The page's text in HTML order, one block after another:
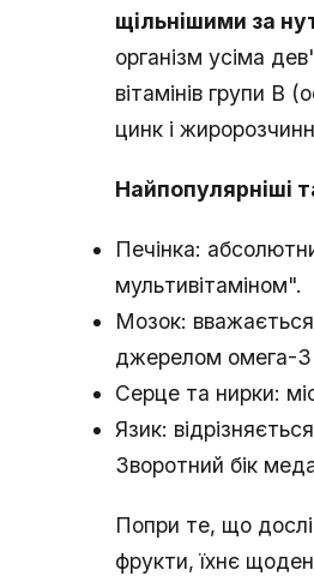
щільнішими за
організм усіма
вітамінів групи В
цинк і
Найпопулярніші
Печінка:
мультивітаміном".
Мозок: вважається
джерелом омега-3
Серце та нирки:
Язик:
Зворотний бік
Попри те, що
фрукти, їхнє